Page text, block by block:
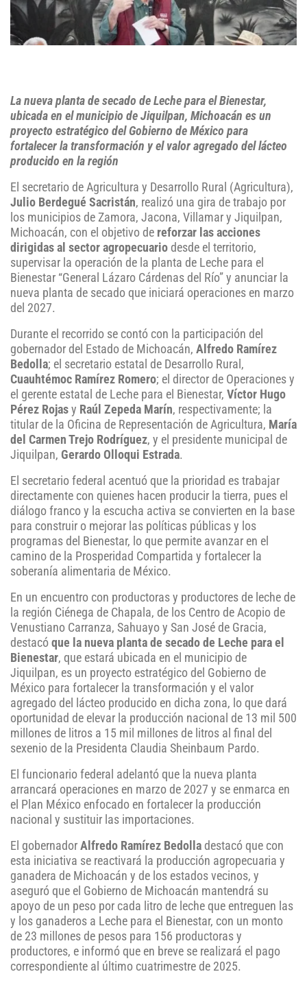
La nueva planta de secado de Leche para el Bienestar,
ubicada en el municipio de Jiquilpan, Michoacán es un
proyecto estratégico del Gobierno de México para
fortalecer la transformación y el valor agregado del lácteo
producido en la región
El secretario de Agricultura y Desarrollo Rural (Agricultura),
Julio Berdegué Sacristán, realizó una gira de trabajo por
los municipios de Zamora, Jacona, Villamar y Jiquilpan,
Michoacán, con el objetivo de reforzar las acciones
dirigidas al sector agropecuario desde el territorio,
supervisar la operación de la planta de Leche para el
Bienestar “General Lázaro Cárdenas del Río” y anunciar la
nueva planta de secado que iniciará operaciones en marzo
del 2027.
Durante el recorrido se contó con la participación del
gobernador del Estado de Michoacán, Alfredo Ramírez
Bedolla; el secretario estatal de Desarrollo Rural,
Cuauhtémoc Ramírez Romero; el director de Operaciones y
el gerente estatal de Leche para el Bienestar, Víctor Hugo
Pérez Rojas y Raúl Zepeda Marín, respectivamente; la
titular de la Oficina de Representación de Agricultura, María
del Carmen Trejo Rodríguez, y el presidente municipal de
Jiquilpan, Gerardo Olloqui Estrada.
El secretario federal acentuó que la prioridad es trabajar
directamente con quienes hacen producir la tierra, pues el
diálogo franco y la escucha activa se convierten en la base
para construir o mejorar las políticas públicas y los
programas del Bienestar, lo que permite avanzar en el
camino de la Prosperidad Compartida y fortalecer la
soberanía alimentaria de México.
En un encuentro con productoras y productores de leche de
la región Ciénega de Chapala, de los Centro de Acopio de
Venustiano Carranza, Sahuayo y San José de Gracia,
destacó que la nueva planta de secado de Leche para el
Bienestar, que estará ubicada en el municipio de
Jiquilpan, es un proyecto estratégico del Gobierno de
México para fortalecer la transformación y el valor
agregado del lácteo producido en dicha zona, lo que dará
oportunidad de elevar la producción nacional de 13 mil 500
millones de litros a 15 mil millones de litros al final del
sexenio de la Presidenta Claudia Sheinbaum Pardo.
El funcionario federal adelantó que la nueva planta
arrancará operaciones en marzo de 2027 y se enmarca en
el Plan México enfocado en fortalecer la producción
nacional y sustituir las importaciones.
El gobernador Alfredo Ramírez Bedolla destacó que con
esta iniciativa se reactivará la producción agropecuaria y
ganadera de Michoacán y de los estados vecinos, y
aseguró que el Gobierno de Michoacán mantendrá su
apoyo de un peso por cada litro de leche que entreguen las
y los ganaderos a Leche para el Bienestar, con un monto
de 23 millones de pesos para 156 productoras y
productores, e informó que en breve se realizará el pago
correspondiente al último cuatrimestre de 2025.